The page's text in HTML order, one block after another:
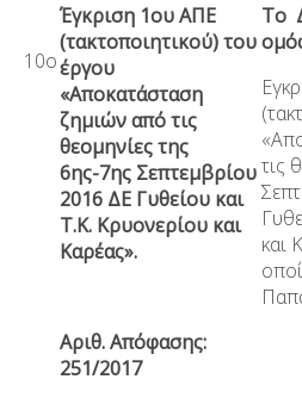
10ο
Έγκριση 1ου ΑΠΕ
(τακτοποιητικού) του
έργου
«Αποκατάσταση
ζημιών από τις
θεομηνίες της
6ης-7ης Σεπτεμβρίου
2016 ΔΕ Γυθείου και
Τ.Κ. Κρυονερίου και
Καρέας».
Αριθ. Απόφασης:
251/2017
Το
τις
και